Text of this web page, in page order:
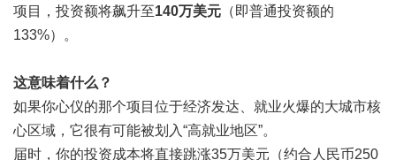
项目，投资额将飙升至140万美元 （即普通投资额的
133%）。
这意味着什么？
如果你心仪的那个项目位于经济发达、就业火爆的大城市核
心区域，它很有可能被划入“高就业地区”。
届时，你的投资成本将直接跳涨35万美元（约合人民币250